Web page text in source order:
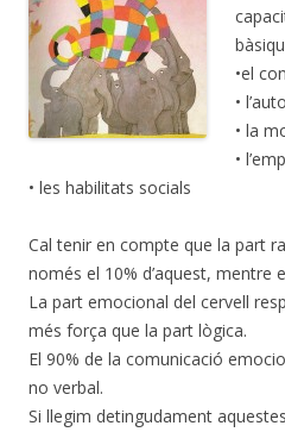
•el
•
• la
•
• les habilitats socials
Cal tenir en compte que la part
només el 10% d’aquest, mentre
La part emocional del cervell
més força que la part lògica.
El 90% de la comunicació
no verbal.
Si llegim detingudament